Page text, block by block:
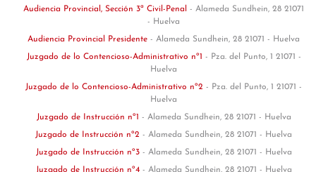
Audiencia Provincial, Sección 3ª Civil-Penal - Alameda Sundhein, 28 21071
- Huelva
Audiencia Provincial Presidente - Alameda Sundhein, 28 21071 - Huelva
Juzgado de lo Contencioso-Administrativo nº1 - Pza. del Punto, 1 21071 -
Huelva
Juzgado de lo Contencioso-Administrativo nº2 - Pza. del Punto, 1 21071 -
Huelva
Juzgado de Instrucción nº1 - Alameda Sundhein, 28 21071 - Huelva
Juzgado de Instrucción nº2 - Alameda Sundhein, 28 21071 - Huelva
Juzgado de Instrucción nº3 - Alameda Sundhein, 28 21071 - Huelva
Juzgado de Instrucción nº4 - Alameda Sundhein, 28 21071 - Huelva